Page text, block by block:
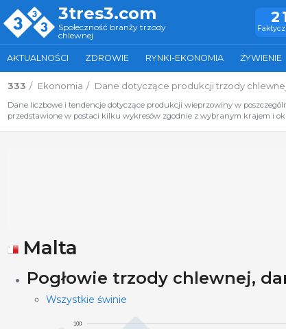
3tres3.com
Społeczność branży trzody
chlewnej
AKTUALNOŚCI ZDROWIE RYNKI-EKONOMIA ŻYWIENIE
333 Ekonomia Dane dotyczące produkcji trzody
Dane liczbowe i tendencje dotyczące produkcji wieprzowiny w
przedstawione w postaci kilku wykresów zgodnie z wybranym krajem i
Malta
Pogłowie trzody chlewnej,
Wszystkie świnie
100